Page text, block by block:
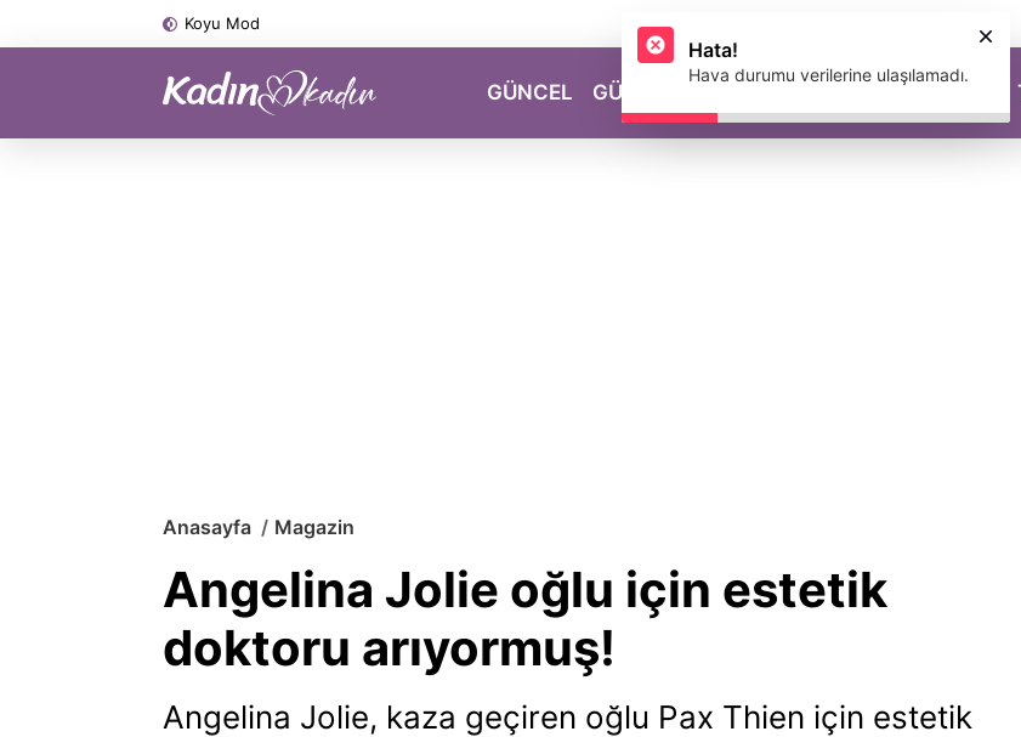
Koyu Mod
GÜNCEL GÜZELLİK MAGAZİN
Anasayfa Magazin
Angelina Jolie oğlu için estetik
doktoru arıyormuş!
Angelina Jolie, kaza geçiren oğlu Pax Thien için estetik
Hata!
Hava durumu verilerine ulaşılamadı.